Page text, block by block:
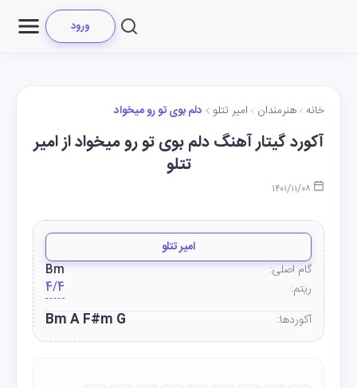
ورود
خانه هنرمندان امیر تتلو دلم بوی تو رو میخواد
آکورد گیتار آهنگ دلم بوی تو رو میخواد از امیر
تتلو
امیر تتلو
گام اصلی:
Bm
ریتم:
4/4
آکوردها:
Bm A F#m G